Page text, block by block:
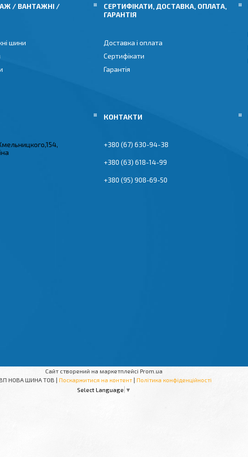
/ ВАНТАЖНІ /
шини
СЕРТИФІКАТИ, ДОСТАВКА, ОПЛАТА,
ГАРАНТІЯ
Доставка і оплата
Сертифікати
Гарантія
+380 (67) 630-94-38
+380 (63) 618-14-99
+380 (95) 908-69-50
Сайт створений на маркетплейсі Prom.ua
АВП НОВА ШИНА ТОВ | Поскаржитися на контент | Політика конфіденційності
Select Language ▼